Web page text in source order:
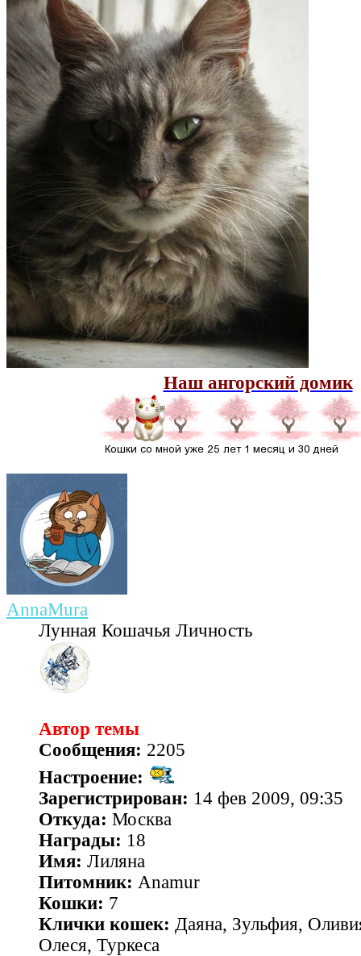
Наш ангорский домик
AnnaMura
Лунная Кошачья Личность
Автор темы
Сообщения: 2205
Настроение:
Зарегистрирован: 14 фев 2009, 09:35
Откуда: Москва
Награды: 18
Имя: Лиляна
Питомник: Anamur
Кошки: 7
Клички кошек: Даяна, Зульфия,
Олеся, Туркеса